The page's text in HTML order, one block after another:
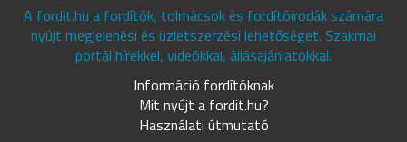
A fordit.hu a fordítók, tolmácsok és fordítóirodák számára
nyújt megjelenési és üzletszerzési lehetőséget. Szakmai
portál hírekkel, videókkal, állásajánlatokkal.
Információ fordítóknak
Mit nyújt a fordit.hu?
Használati útmutató